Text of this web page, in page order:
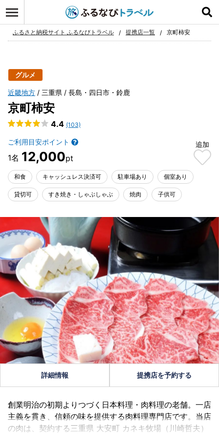
お気に入り
ふるさと納税サイト ふるなびトラベル 提携店一覧 京町柿安
グルメ
近畿地方 三重県 長島・四日市・鈴鹿
京町柿安
4.4 (103)
ご利用目安ポイント
12,000
追加
和食 キャッシュレス決済可 駐車場あり 個室あり
貸切可 すき焼き・しゃぶしゃぶ 焼肉 子供可
詳細情報 提携店を予約する
創業明治の初期よりつづく日本料理・肉料理の老舗。一店
主義を貫き、信頼の味を提供する肉料理専門店です。当店
の肉は、契約する三重県 大安町 カネキ牧場（川崎哲夫）